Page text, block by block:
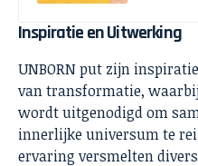
Inspiratie en Uitwerking
UNBORN put zijn
van transformatie,
wordt uitgenodigd om
innerlijke universum te
ervaring versmelten